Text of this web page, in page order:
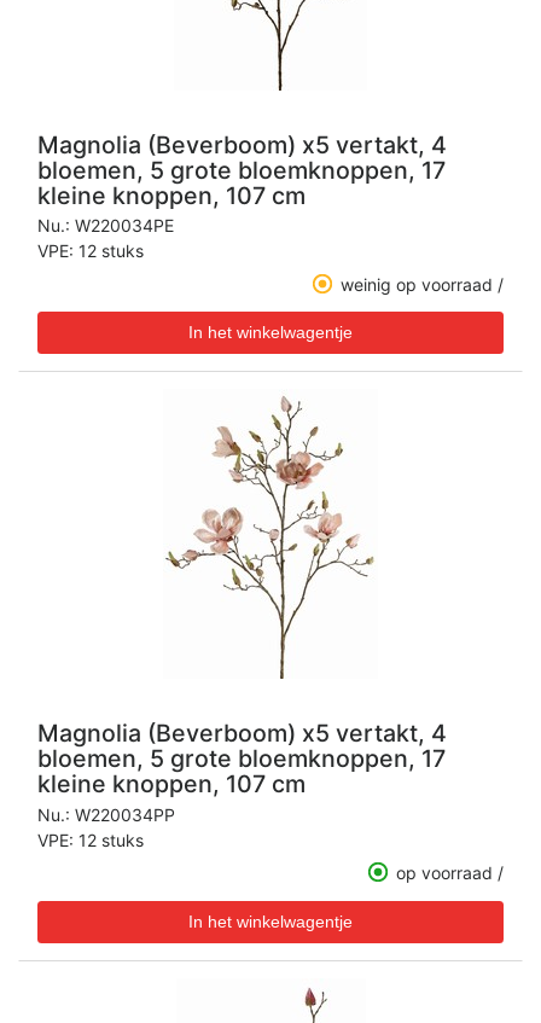
Magnolia (Beverboom) x5 vertakt, 4
bloemen, 5 grote bloemknoppen, 17
kleine knoppen, 107 cm
Nu.: W220034PE
VPE: 12 stuks
weinig op voorraad /
Magnolia (Beverboom) x5 vertakt, 4
bloemen, 5 grote bloemknoppen, 17
kleine knoppen, 107 cm
Nu.: W220034PP
VPE: 12 stuks
op voorraad /